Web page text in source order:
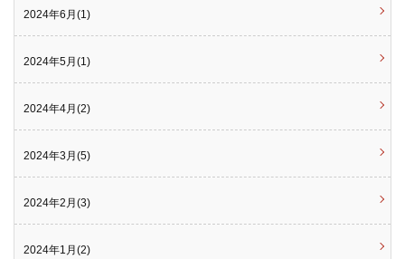
2024年6月(1)
2024年5月(1)
2024年4月(2)
2024年3月(5)
2024年2月(3)
2024年1月(2)